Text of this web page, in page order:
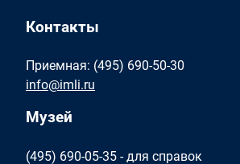
Контакты
Приемная: (495) 690-50-30
info@imli.ru
Музей
(495) 690-05-35 - для справок